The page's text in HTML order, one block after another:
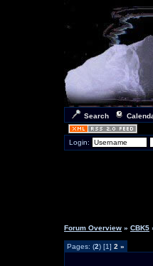
Search
Login:
Forum Overview » CBK5
Pages: (2) [1] 2 »